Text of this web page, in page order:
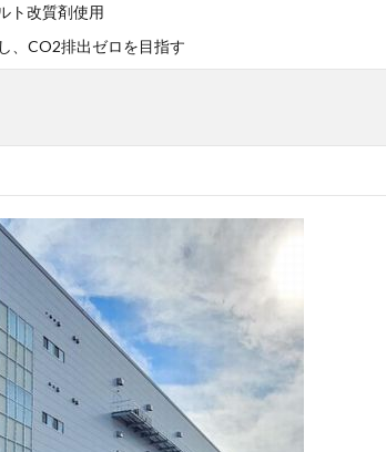
ト改質剤使⽤
、CO2排出ゼロを目指す